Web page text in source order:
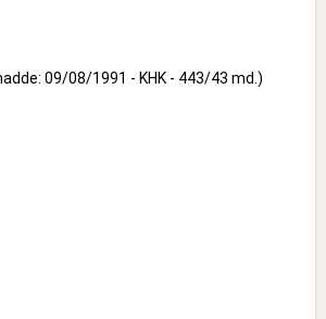
09/08/1991 - KHK - 443/43 md.)